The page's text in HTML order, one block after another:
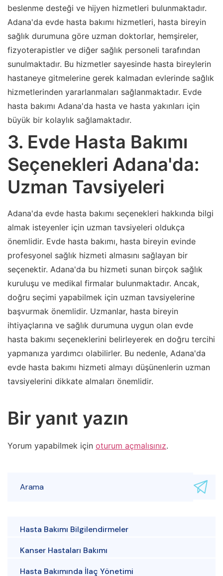
beslenme desteği ve hijyen hizmetleri bulunmaktadır.
Adana'da evde hasta bakımı hizmetleri, hasta bireyin
sağlık durumuna göre uzman doktorlar, hemşireler,
fizyoterapistler ve diğer sağlık personeli tarafından
sunulmaktadır. Bu hizmetler sayesinde hasta bireylerin
hastaneye gitmelerine gerek kalmadan evlerinde sağlık
hizmetlerinden yararlanmaları sağlanmaktadır. Evde
hasta bakımı Adana'da hasta ve hasta yakınları için
büyük bir kolaylık sağlamaktadır.
3. Evde Hasta Bakımı
Seçenekleri Adana'da:
Uzman Tavsiyeleri
Adana'da evde hasta bakımı seçenekleri hakkında bilgi
almak isteyenler için uzman tavsiyeleri oldukça
önemlidir. Evde hasta bakımı, hasta bireyin evinde
profesyonel sağlık hizmeti almasını sağlayan bir
seçenektir. Adana'da bu hizmeti sunan birçok sağlık
kuruluşu ve medikal firmalar bulunmaktadır. Ancak,
doğru seçimi yapabilmek için uzman tavsiyelerine
başvurmak önemlidir. Uzmanlar, hasta bireyin
ihtiyaçlarına ve sağlık durumuna uygun olan evde
hasta bakımı seçeneklerini belirleyerek en doğru tercihi
yapmanıza yardımcı olabilirler. Bu nedenle, Adana'da
evde hasta bakımı hizmeti almayı düşünenlerin uzman
tavsiyelerini dikkate almaları önemlidir.
Bir yanıt yazın
Yorum yapabilmek için oturum açmalısınız.
Hasta Bakımı Bilgilendirmeler
Kanser Hastaları Bakımı
Hasta Bakımında İlaç Yönetimi